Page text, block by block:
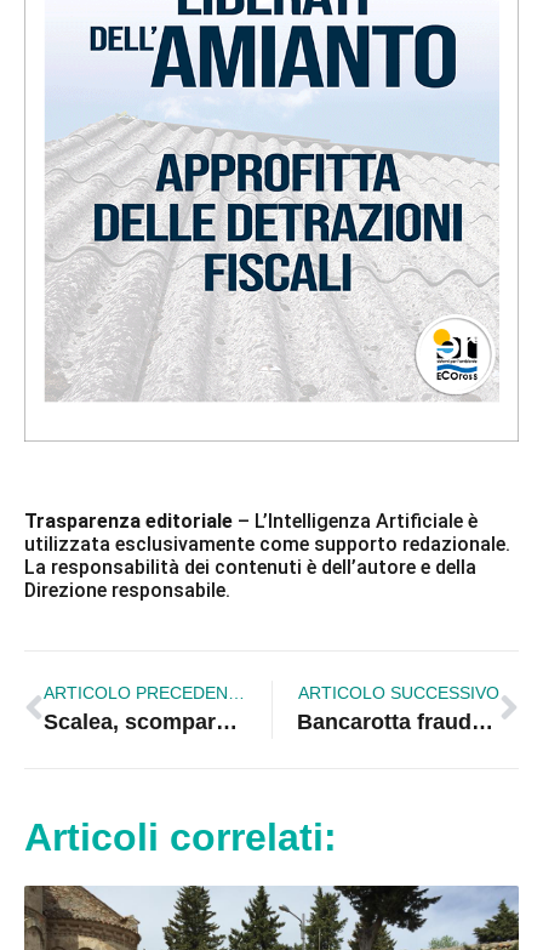
Trasparenza editoriale – L’Intelligenza Artificiale è
utilizzata esclusivamente come supporto redazionale.
La responsabilità dei contenuti è dell’autore e della
Direzione responsabile.
Scalea, scomparso un ragazzo di 20 anni in mare: ricerche in corso
ARTICOLO SUCCESSIVO
Bancarotta fraudolenta documentale, condanna annullata a imprenditore di Crotone
Articoli correlati: